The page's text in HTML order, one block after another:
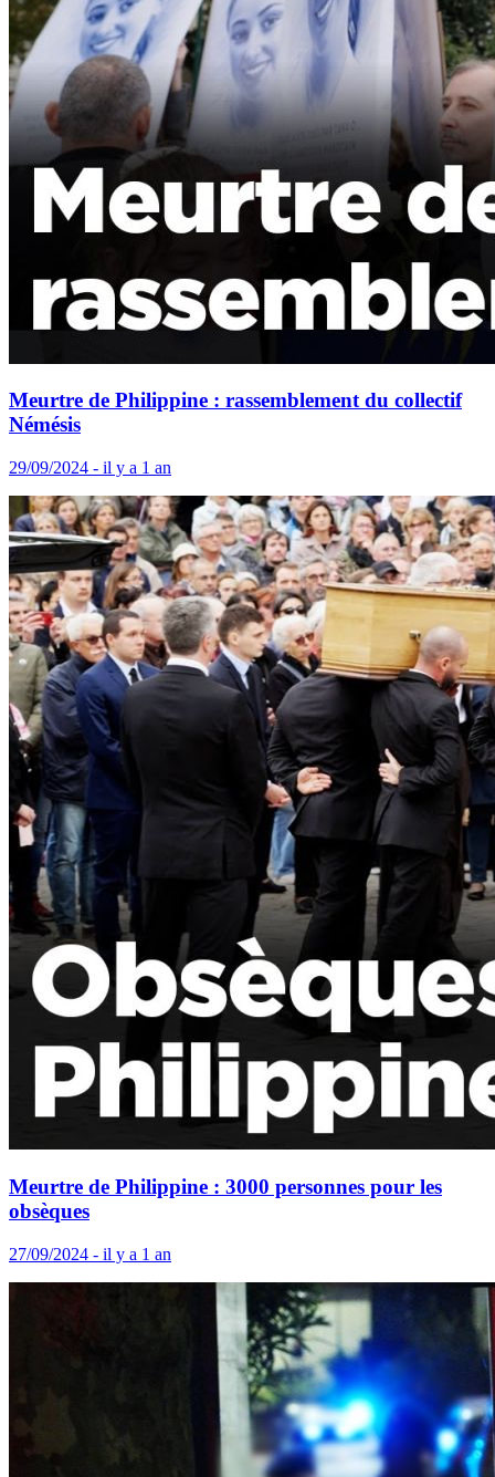
Meurtre de Philippine : rassemblement du collectif
Némésis
29/09/2024 - il y a 1 an
Meurtre de Philippine : 3000 personnes pour les
obsèques
27/09/2024 - il y a 1 an